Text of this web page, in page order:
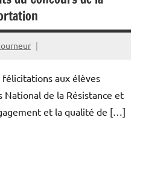
félicitations aux élèves
National de la Résistance et
et la qualité de […]